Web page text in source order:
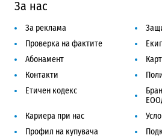
За нас
За реклама
Проверка на фактите
Абонамент
Контакти
Етичен кодекс
Кариера при нас
Профил на купувача